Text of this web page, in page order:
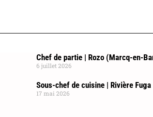
Chef de partie | Rozo (Marcq-en-
6 juillet 2026
Sous-chef de cuisine | Rivière
17 mai 2026